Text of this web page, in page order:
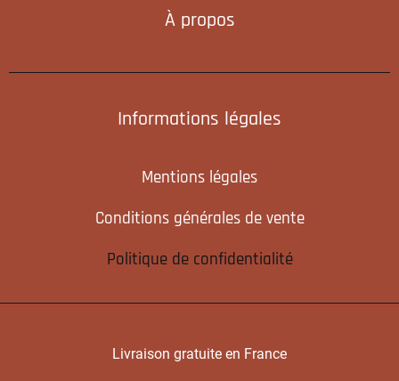
À propos
Informations légales
Mentions légales
Conditions générales de vente
Politique de confidentialité
Livraison gratuite en France